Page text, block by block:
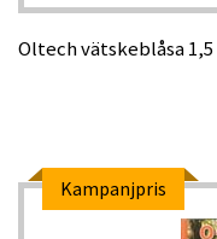
Oltech vätskeblåsa
Kampanjpris